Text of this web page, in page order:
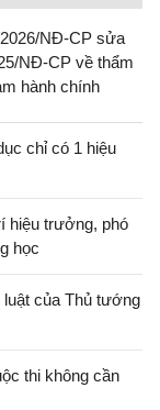
NĐ-CP sửa
NĐ-CP về thẩm
hành chính
chỉ có 1 hiệu
hiệu trưởng, phó
học
luật của Thủ tướng
thi không cần